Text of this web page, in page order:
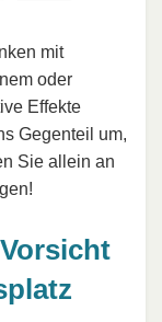
mit
oder
Effekte
Gegenteil um,
Sie allein an